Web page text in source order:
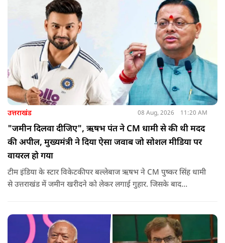
उत्तराखंड 08 Aug, 2026 11:20 AM
"जमीन दिलवा दीजिए", ऋषभ पंत ने CM धामी से की थी मदद
की अपील, मुख्यमंत्री ने दिया ऐसा जवाब जो सोशल मीडिया पर
वायरल हो गया
टीम इंडिया के स्टार विकेटकीपर बल्लेबाज ऋषभ ने CM पुष्कर सिंह धामी
से उत्तराखंड में जमीन खरीदने को लेकर लगाई गुहार. जिसके बाद